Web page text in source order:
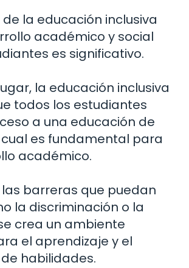
la educación inclusiva
académico y social
es significativo.
la educación inclusiva
todos los estudiantes
a una educación de
es fundamental para
académico.
barreras que puedan
la discriminación o la
crea un ambiente
el aprendizaje y el
habilidades.